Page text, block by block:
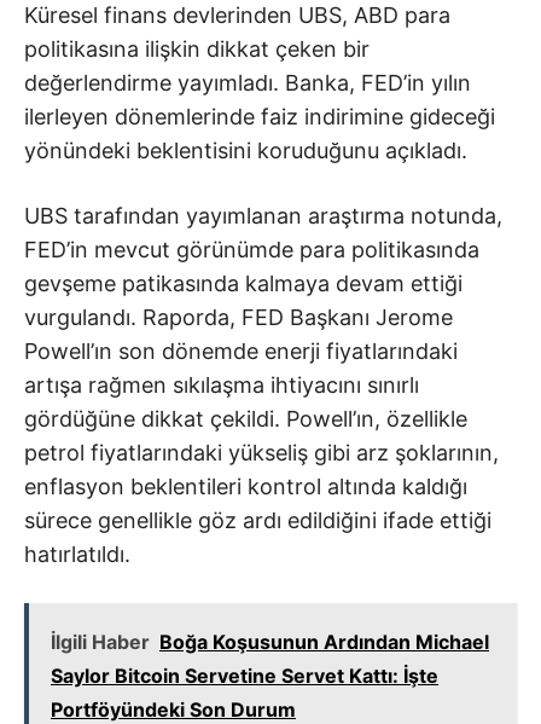
Küresel finans devlerinden UBS, ABD para
politikasına ilişkin dikkat çeken bir
değerlendirme yayımladı. Banka, FED’in yılın
ilerleyen dönemlerinde faiz indirimine gideceği
yönündeki beklentisini koruduğunu açıkladı.
UBS tarafından yayımlanan araştırma notunda,
FED’in mevcut görünümde para politikasında
gevşeme patikasında kalmaya devam ettiği
vurgulandı. Raporda, FED Başkanı Jerome
Powell’ın son dönemde enerji fiyatlarındaki
artışa rağmen sıkılaşma ihtiyacını sınırlı
gördüğüne dikkat çekildi. Powell’ın, özellikle
petrol fiyatlarındaki yükseliş gibi arz şoklarının,
enflasyon beklentileri kontrol altında kaldığı
sürece genellikle göz ardı edildiğini ifade ettiği
hatırlatıldı.
İlgili Haber Boğa Koşusunun Ardından Michael
Saylor Bitcoin Servetine Servet Kattı: İşte
Portföyündeki Son Durum